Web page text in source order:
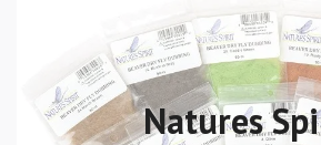
Natures